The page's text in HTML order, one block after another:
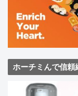
ホーチミんで信頼